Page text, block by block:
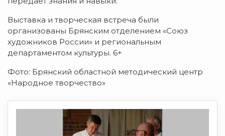
Выставка и творческая встреча были
организованы Брянским отделением «Союз
художников России» и региональным
департаментом культуры. 6+
Фото: Брянский областной методический центр
«Народное творчество»